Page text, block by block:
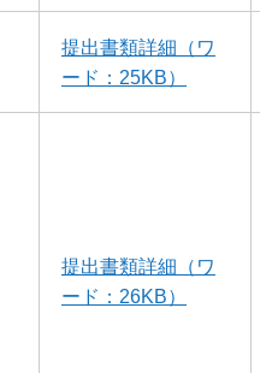
提出書類詳細（ワ
ード：25KB）
提出書類詳細（ワ
ード：26KB）